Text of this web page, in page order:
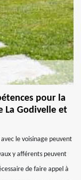
pour la
La Godivelle et
le voisinage peuvent
y afférents peuvent
de faire appel à